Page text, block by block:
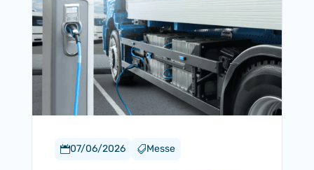
07/06/2026 Messe